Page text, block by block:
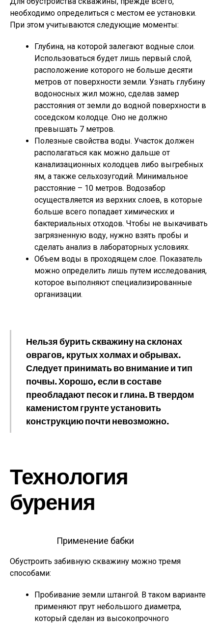
необходимо определиться с местом ее установки.
При этом учитываются следующие моменты:
Глубина, на которой залегают водные слои.
Использоваться будет лишь первый слой,
расположение которого не больше десяти
метров от поверхности земли. Узнать глубину
водоносных жил можно, сделав замер
расстояния от земли до водной поверхности в
соседском колодце. Оно не должно
превышать 7 метров.
Полезные свойства воды. Участок должен
располагаться как можно дальше от
канализационных колодцев либо выгребных
ям, а также сельхозугодий. Минимальное
расстояние – 10 метров. Водозабор
осуществляется из верхних слоев, в которые
больше всего попадает химических и
бактериальных отходов. Чтобы не выкачивать
загрязненную воду, нужно взять пробы и
сделать анализ в лабораторных условиях.
Объем воды в проходящем слое. Показатель
можно определить лишь путем исследования,
которое выполняют специализированные
организации.
Нельзя бурить скважину на склонах
оврагов, крутых холмах и обрывах.
Следует принимать во внимание и тип
почвы. Хорошо, если в составе
преобладают песок и глина. В твердом
каменистом грунте установить
конструкцию почти невозможно.
Технология
бурения
Применение бабки
Обустроить забивную скважину можно тремя
способами:
Пробивание земли штангой. В таком варианте
применяют прут небольшого диаметра,
который сделан из высокопрочного